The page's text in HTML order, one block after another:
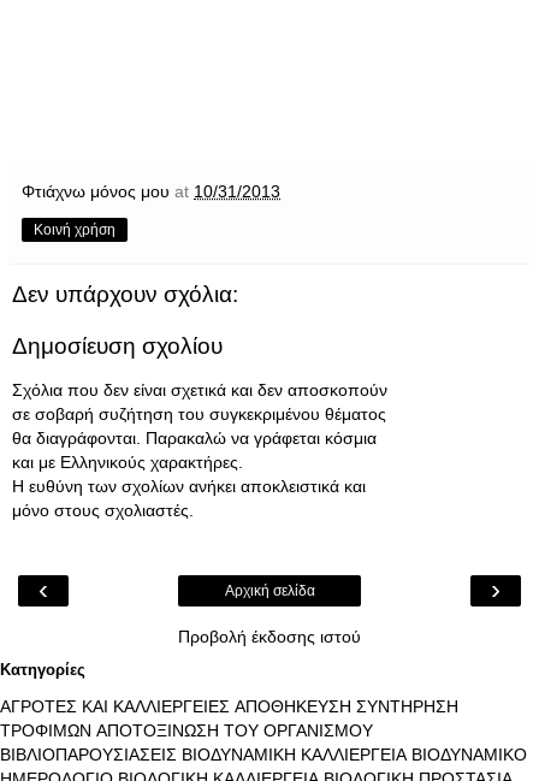
Φτιάχνω μόνος μου at 10/31/2013
Κοινή χρήση
Δεν υπάρχουν σχόλια:
Δημοσίευση σχολίου
Σχόλια που δεν είναι σχετικά και δεν αποσκοπούν
σε σοβαρή συζήτηση του συγκεκριμένου θέματος
θα διαγράφονται. Παρακαλώ να γράφεται κόσμια
και με Ελληνικούς χαρακτήρες.
Η ευθύνη των σχολίων ανήκει αποκλειστικά και
μόνο στους σχολιαστές.
‹ ›
Αρχική σελίδα
Προβολή έκδοσης ιστού
Κατηγορίες
ΑΓΡΟΤΕΣ ΚΑΙ ΚΑΛΛΙΕΡΓΕΙΕΣ ΑΠΟΘΗΚΕΥΣΗ ΣΥΝΤΗΡΗΣΗ
ΤΡΟΦΙΜΩΝ ΑΠΟΤΟΞΙΝΩΣΗ ΤΟΥ ΟΡΓΑΝΙΣΜΟΥ
ΒΙΒΛΙΟΠΑΡΟΥΣΙΑΣΕΙΣ ΒΙΟΔΥΝΑΜΙΚΗ ΚΑΛΛΙΕΡΓΕΙΑ ΒΙΟΔΥΝΑΜΙΚΟ